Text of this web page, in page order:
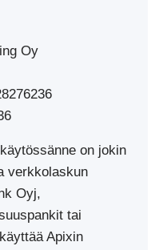
Oy
on jokin
verkkolaskun
Oyj,
tai
Apixin